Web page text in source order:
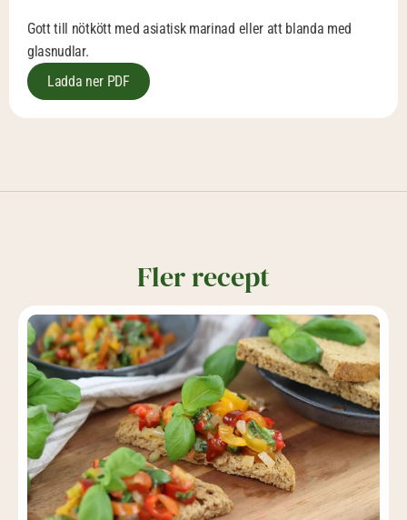
Gott till nötkött med asiatisk marinad eller att blanda med
glasnudlar.
Ladda ner PDF
Fler recept